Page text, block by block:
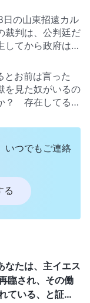
の山東招遠カル
裁判は、公判廷だ
てから政府は家
も動員して全能
逮捕に力を入れ
について疑問を持
るために中国共産
人もいるが、い
さんいる。お前
だ？
とお前は言った
見た奴がいるの
？ 存在してるの
中国共産党がこ
て反撃せんの
で中国共産党を
れば人類誰もが
共産党でさえ回
ろう。だが、現
逮捕され、その
痛めつけられ、殺
？ 神は救いに来
て信じろと言う
の神は本物か偽
もしそうなら、
信じる神が真の
のか？
いつでもご連絡
る
なたは、主イエス
臨され、その働
ている、と証し